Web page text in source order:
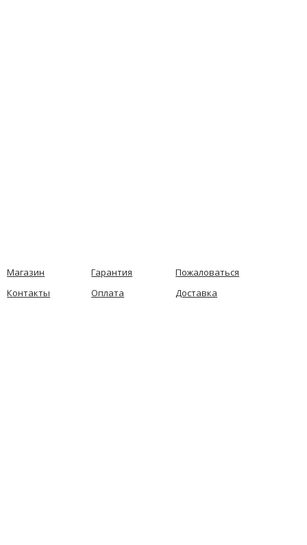
Магазин Гарантия
Пожаловаться
Контакты
Оплата Доставка